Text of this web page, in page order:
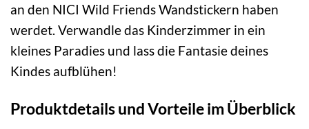
an den NICI Wild Friends Wandstickern haben
werdet. Verwandle das Kinderzimmer in ein
kleines Paradies und lass die Fantasie deines
Kindes aufblühen!
Produktdetails und Vorteile im Überblick